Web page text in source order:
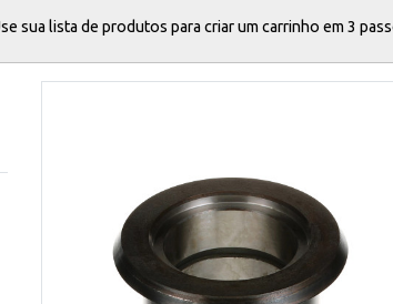
sua lista de produtos para criar um carrinho em 3